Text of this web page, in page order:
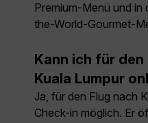
Premium-Menü und in
the-World-Gourmet-
Kann ich für
Kuala Lumpur
Ja, für den Flug nach
Check-in möglich. Er